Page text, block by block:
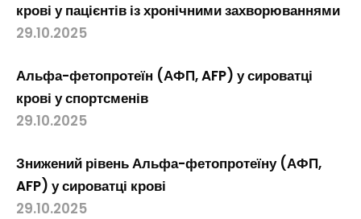
крові у пацієнтів із хронічними захворюваннями
29.10.2025
Альфа-фетопротеїн (АФП, AFP) у сироватці
крові у спортсменів
29.10.2025
Знижений рівень Альфа-фетопротеїну (АФП,
AFP) у сироватці крові
29.10.2025